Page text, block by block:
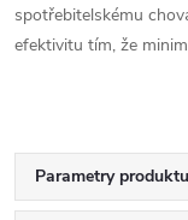
spotřebitelskému
efektivitu tím, že
Parametry produktu